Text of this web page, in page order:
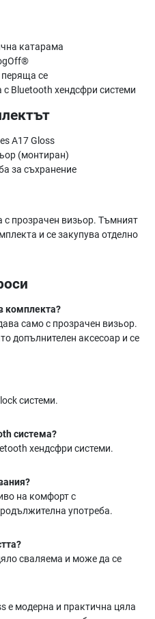
катарама
се
Bluetooth хендсфри системи
A17 Gloss
(монтиран)
за съхранение
с прозрачен визьор. Тъмният
и се закупува отделно
комплекта?
само с прозрачен визьор.
допълнителен аксесоар и се
системи.
система?
хендсфри системи.
на комфорт с
употреба.
сваляема и може да се
е модерна и практична цяла